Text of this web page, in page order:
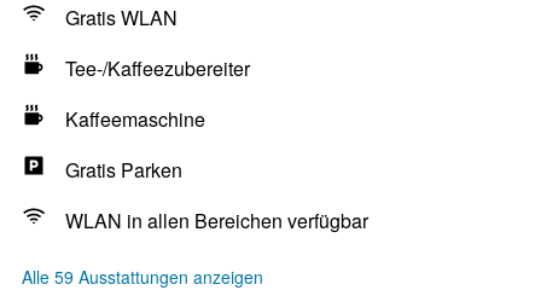
Gratis WLAN
Tee-/Kaffeezubereiter
Kaffeemaschine
Gratis Parken
WLAN in allen Bereichen verfügbar
Alle 59 Ausstattungen anzeigen